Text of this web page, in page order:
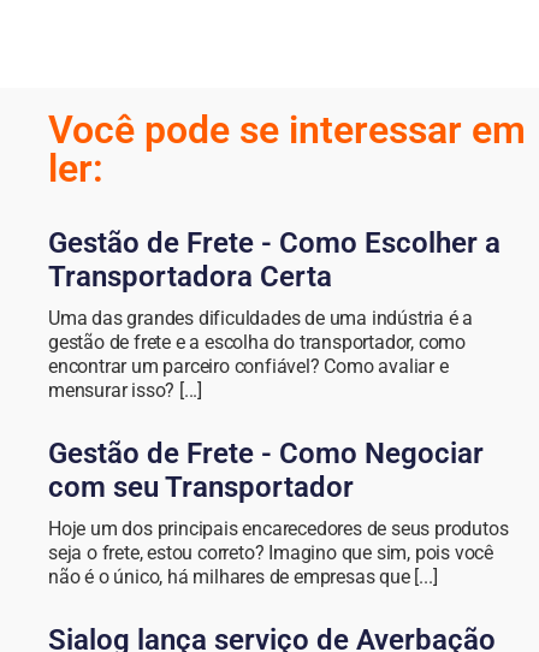
Você pode se interessar em
ler:
Gestão de Frete - Como Escolher a
Transportadora Certa
Uma das grandes dificuldades de uma indústria é a
gestão de frete e a escolha do transportador, como
encontrar um parceiro confiável? Como avaliar e
mensurar isso? [...]
Gestão de Frete - Como Negociar
com seu Transportador
Hoje um dos principais encarecedores de seus produtos
seja o frete, estou correto? Imagino que sim, pois você
não é o único, há milhares de empresas que [...]
Sialog lança serviço de Averbação